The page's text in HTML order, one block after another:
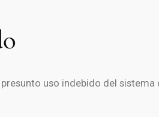
uso indebido del